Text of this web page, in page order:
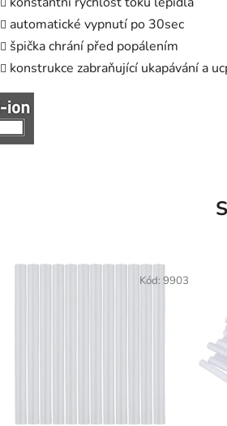
automatické vypnutí po 30sec
špička chrání před popálením
konstrukce zabraňující ukapávání a
Kód: 9903